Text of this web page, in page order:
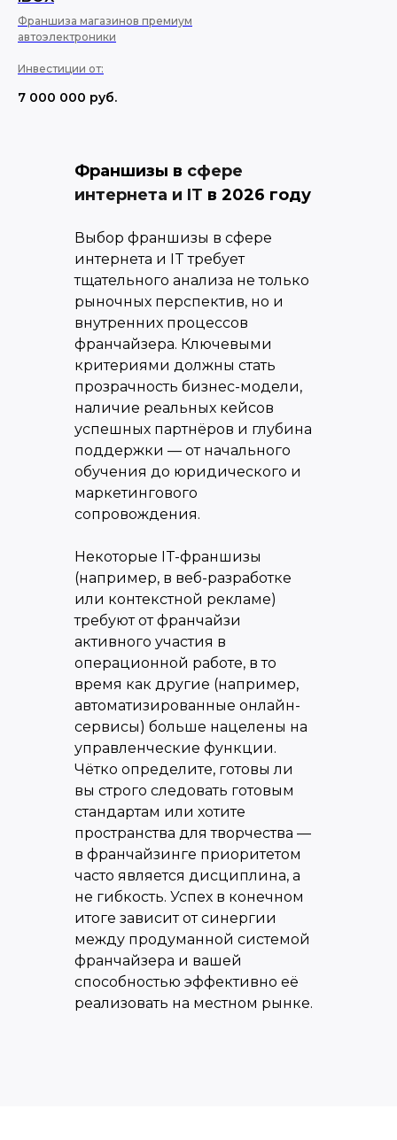
Франшиза магазинов премиум
автоэлектроники
Инвестиции от:
7 000 000 руб.
Выбор франшизы в сфере
интернета и IT требует
тщательного анализа не только
рыночных перспектив, но и
внутренних процессов
франчайзера. Ключевыми
критериями должны стать
прозрачность бизнес-модели,
наличие реальных кейсов
успешных партнёров и глубина
поддержки — от начального
обучения до юридического и
маркетингового
сопровождения.
Некоторые IT-франшизы
(например, в веб-разработке
или контекстной рекламе)
требуют от франчайзи
активного участия в
операционной работе, в то
время как другие (например,
автоматизированные онлайн-
сервисы) больше нацелены на
управленческие функции.
Чётко определите, готовы ли
вы строго следовать готовым
стандартам или хотите
пространства для творчества —
в франчайзинге приоритетом
часто является дисциплина, а
не гибкость. Успех в конечном
итоге зависит от синергии
между продуманной системой
франчайзера и вашей
способностью эффективно её
реализовать на местном рынке.
Франшизы в сфере
интернета и IT в 2026 году